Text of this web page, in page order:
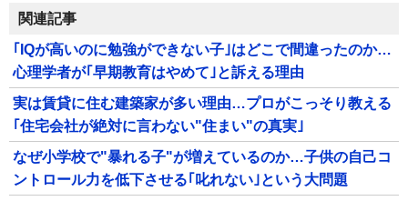
関連記事
｢IQが高いのに勉強ができない子｣はどこで間違ったのか…
心理学者が｢早期教育はやめて｣と訴える理由
実は賃貸に住む建築家が多い理由…プロがこっそり教える
｢住宅会社が絶対に言わない"住まい"の真実｣
なぜ小学校で"暴れる子"が増えているのか…子供の自己コ
ントロール力を低下させる｢叱れない｣という大問題